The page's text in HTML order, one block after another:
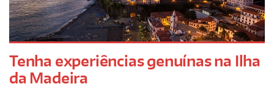
Tenha experiências genuínas na Ilha
da Madeira